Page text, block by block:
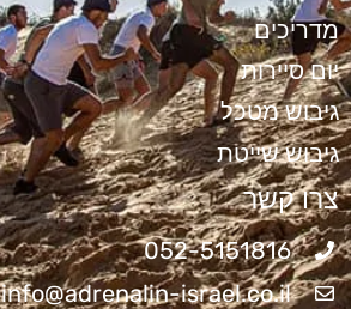
מדריכים
יום סיירות
גיבוש מטכל
גיבוש שייטת
צרו קשר
052-5151816
info@adrenalin-israel.co.il